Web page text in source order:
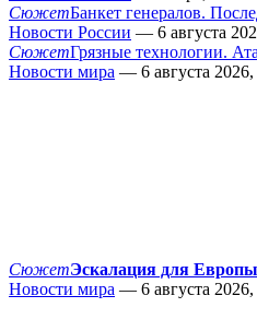
СюжетБанкет генералов.
Новости России — 6 августа
СюжетГрязные технологии.
Новости мира — 6 августа 2026,
СюжетЭскалация для
Новости мира — 6 августа 2026,